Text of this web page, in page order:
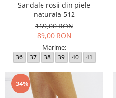
Sandale rosii din piele
naturala 512
169,00 RON
89,00 RON
Marime:
36 37 38 39 40 41
-34%